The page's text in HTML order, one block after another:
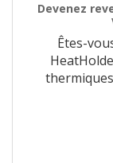
Devenez
Êtes-